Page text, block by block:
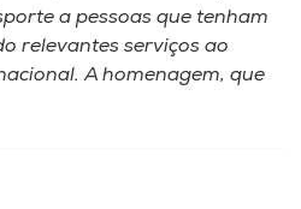
a pessoas que tenham
relevantes serviços ao
A homenagem, que